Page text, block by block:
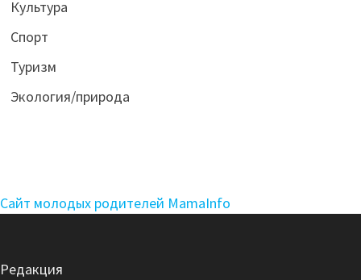
Культура
Спорт
Туризм
Экология/природа
Сайт молодых родителей MamaInfo
Редакция